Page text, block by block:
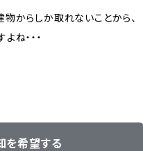
からしか取れないことから、
ね・・・
を希望する